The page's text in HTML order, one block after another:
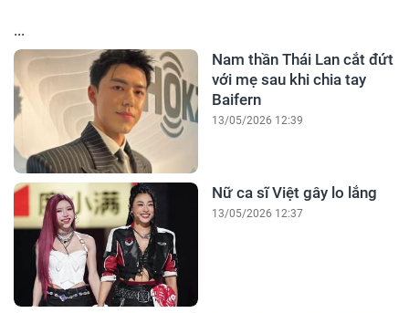
...
Nam thần Thái Lan cắt đứt
với mẹ sau khi chia tay
Baifern
13/05/2026 12:39
Nữ ca sĩ Việt gây lo lắng
13/05/2026 12:37